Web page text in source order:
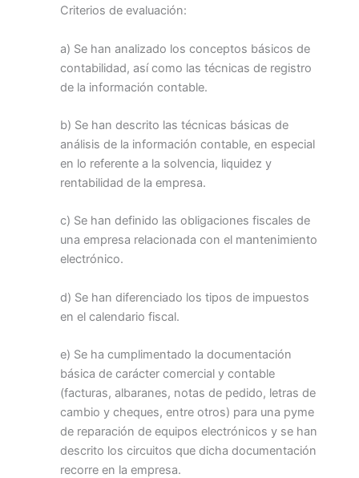
Criterios de evaluación:
a) Se han analizado los conceptos básicos de
contabilidad, así como las técnicas de registro
de la información contable.
b) Se han descrito las técnicas básicas de
análisis de la información contable, en especial
en lo referente a la solvencia, liquidez y
rentabilidad de la empresa.
c) Se han definido las obligaciones fiscales de
una empresa relacionada con el mantenimiento
electrónico.
d) Se han diferenciado los tipos de impuestos
en el calendario fiscal.
e) Se ha cumplimentado la documentación
básica de carácter comercial y contable
(facturas, albaranes, notas de pedido, letras de
cambio y cheques, entre otros) para una pyme
de reparación de equipos electrónicos y se han
descrito los circuitos que dicha documentación
recorre en la empresa.